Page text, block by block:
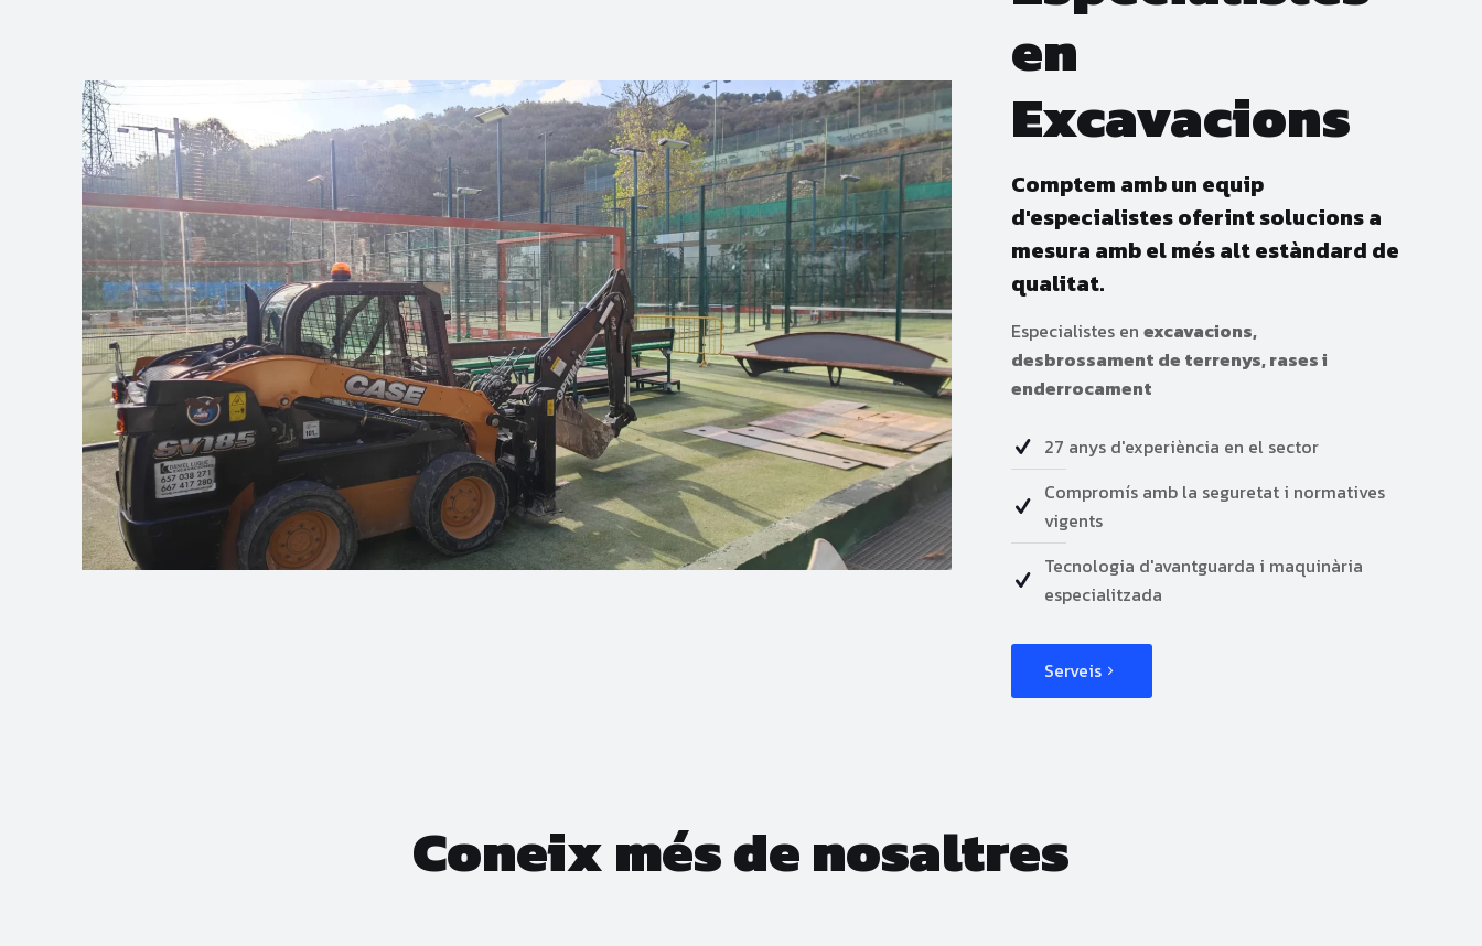
en
Excavacions
Comptem amb un equip
d'especialistes oferint solucions a
mesura amb el més alt estàndard de
qualitat.
Especialistes enexcavacions,
desbrossament de terrenys, rases i
enderrocament
27 anys d'experiència en el sector
Compromís amb la seguretat i normatives
vigents
Tecnologia d'avantguarda i maquinària
especialitzada
Serveis
Coneix més de nosaltres